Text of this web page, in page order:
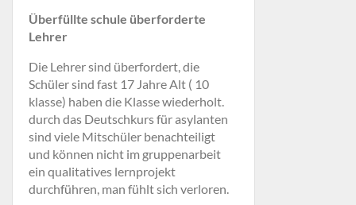
Überfüllte schule überforderte
Lehrer
Die Lehrer sind überfordert, die
Schüler sind fast 17 Jahre Alt ( 10
klasse) haben die Klasse wiederholt.
durch das Deutschkurs für asylanten
sind viele Mitschüler benachteiligt
und können nicht im gruppenarbeit
ein qualitatives lernprojekt
durchführen, man fühlt sich verloren.